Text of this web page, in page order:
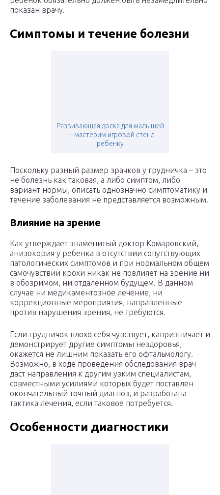
показан врачу.
Симптомы и течение болезни
Развивающая доска для малышей
— мастерим игровой стенд
ребенку
Поскольку разный размер зрачков у грудничка – это
не болезнь как таковая, а либо симптом, либо
вариант нормы, описать однозначно симптоматику и
течение заболевания не представляется возможным.
Влияние на зрение
Как утверждает знаменитый доктор Комаровский,
анизокория у ребенка в отсутствии сопутствующих
патологических симптомов и при нормальном общем
самочувствии крохи никак не повлияет на зрение ни
в обозримом, ни отдаленном будущем. В данном
случае ни медикаментозное лечение, ни
коррекционные мероприятия, направленные
против нарушения зрения, не требуются.
Если грудничок плохо себя чувствует, капризничает и
демонстрирует другие симптомы нездоровья,
окажется не лишним показать его офтальмологу.
Возможно, в ходе проведения обследования врач
даст направления к другим узким специалистам,
совместными усилиями которых будет поставлен
окончательный точный диагноз, и разработана
тактика лечения, если таковое потребуется.
Особенности диагностики